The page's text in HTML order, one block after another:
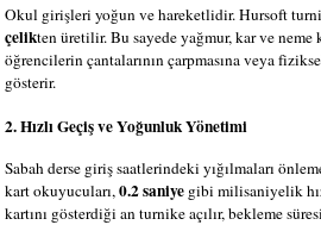
Okul girişleri yoğun ve hareketlidir. Hursoft
çelikten üretilir. Bu sayede yağmur, kar ve neme
öğrencilerin çantalarının çarpmasına veya
gösterir.
2. Hızlı Geçiş ve Yoğunluk Yönetimi
Sabah derse giriş saatlerindeki yığılmaları
kart okuyucuları,0.2 saniye gibi milisaniyelik
kartını gösterdiği an turnike açılır, bekleme